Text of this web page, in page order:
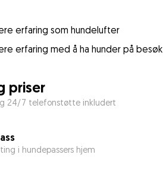
erfaring som hundelufter
erfaring med å ha hunder på besøk
priser
24/7 telefonstøtte inkludert
i hundepassers hjem